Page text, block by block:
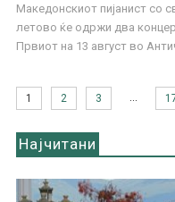
Македонскиот пијанист со
летово ќе одржи два
Првиот на 13 август во
1 2 3
Најчитани